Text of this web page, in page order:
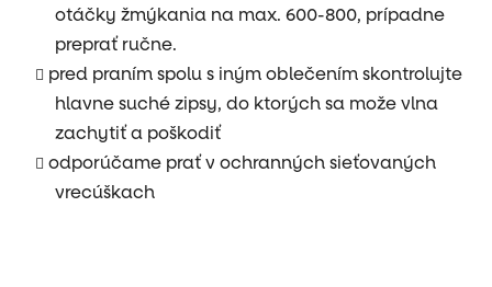
otáčky žmýkania na max. 600-800, prípadne
preprať ručne.
pred praním spolu s iným oblečením skontrolujte
hlavne suché zipsy, do ktorých sa može vlna
zachytiť a poškodiť
odporúčame prať v ochranných sieťovaných
vrecúškach